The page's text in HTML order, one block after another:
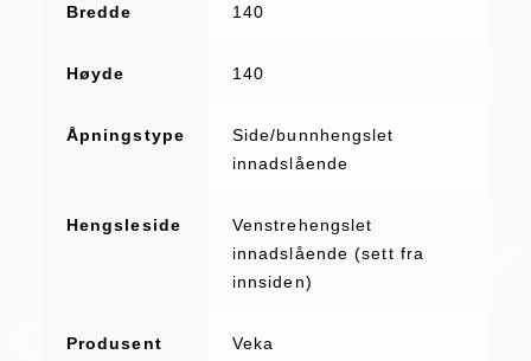
Bredde 140
Høyde 140
Åpningstype
Side/bunnhengslet
innadslående
Hengsleside
Venstrehengslet
innadslående (sett fra
innsiden)
Produsent Veka